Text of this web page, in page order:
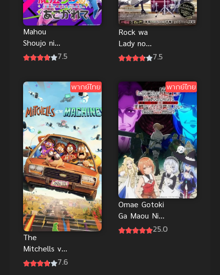
Mahou
Shoujo ni
Akogarete
เวทมนตร์ค่ะ
7.5
Rock wa
Lady no
Tashinami
ทาชินามิเดชิ
เตะ
7.5
พากย์ไทย
The
Mitchells vs
The
7.6
พากย์ไทย
Omae Gotoki
Ga Maou Ni
Kateru To25.0